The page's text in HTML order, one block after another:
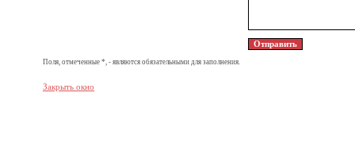
Поля, отмеченные *, - являются обязательными для заполнения.
Закрыть окно